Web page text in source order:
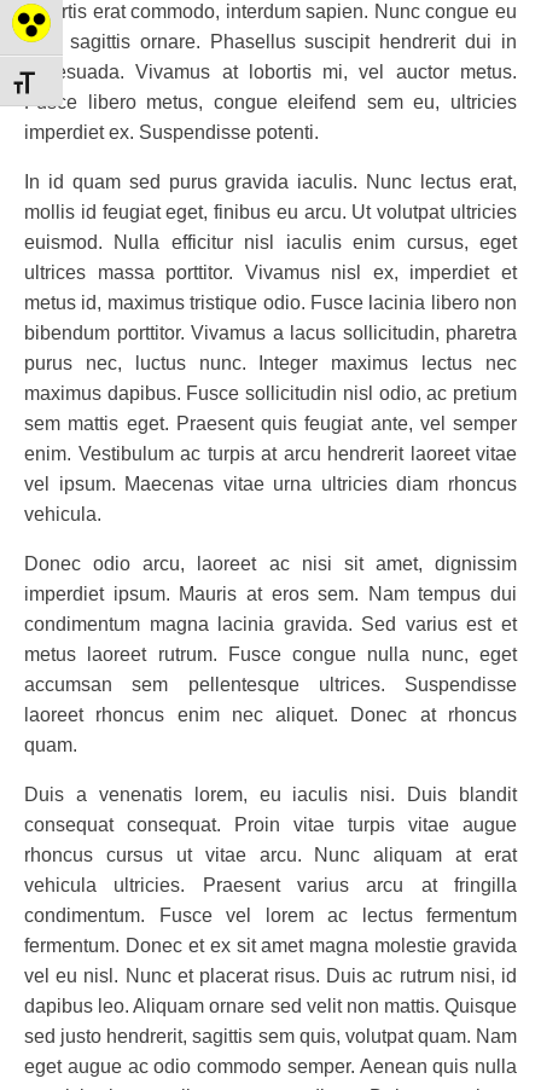
Nagy kontraszt váltása
Betűméret váltása
lobortis erat commodo, interdum sapien. Nunc congue eu
sem sagittis ornare. Phasellus suscipit hendrerit dui in
malesuada. Vivamus at lobortis mi, vel auctor metus.
Fusce libero metus, congue eleifend sem eu, ultricies
imperdiet ex. Suspendisse potenti.
In id quam sed purus gravida iaculis. Nunc lectus erat,
mollis id feugiat eget, finibus eu arcu. Ut volutpat ultricies
euismod. Nulla efficitur nisl iaculis enim cursus, eget
ultrices massa porttitor. Vivamus nisl ex, imperdiet et
metus id, maximus tristique odio. Fusce lacinia libero non
bibendum porttitor. Vivamus a lacus sollicitudin, pharetra
purus nec, luctus nunc. Integer maximus lectus nec
maximus dapibus. Fusce sollicitudin nisl odio, ac pretium
sem mattis eget. Praesent quis feugiat ante, vel semper
enim. Vestibulum ac turpis at arcu hendrerit laoreet vitae
vel ipsum. Maecenas vitae urna ultricies diam rhoncus
vehicula.
Donec odio arcu, laoreet ac nisi sit amet, dignissim
imperdiet ipsum. Mauris at eros sem. Nam tempus dui
condimentum magna lacinia gravida. Sed varius est et
metus laoreet rutrum. Fusce congue nulla nunc, eget
accumsan sem pellentesque ultrices. Suspendisse
laoreet rhoncus enim nec aliquet. Donec at rhoncus
quam.
Duis a venenatis lorem, eu iaculis nisi. Duis blandit
consequat consequat. Proin vitae turpis vitae augue
rhoncus cursus ut vitae arcu. Nunc aliquam at erat
vehicula ultricies. Praesent varius arcu at fringilla
condimentum. Fusce vel lorem ac lectus fermentum
fermentum. Donec et ex sit amet magna molestie gravida
vel eu nisl. Nunc et placerat risus. Duis ac rutrum nisi, id
dapibus leo. Aliquam ornare sed velit non mattis. Quisque
sed justo hendrerit, sagittis sem quis, volutpat quam. Nam
eget augue ac odio commodo semper. Aenean quis nulla